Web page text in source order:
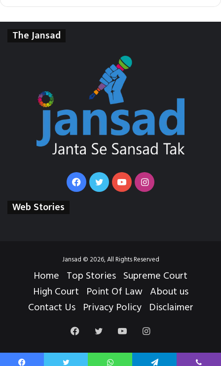
The Jansad
FacebookTwitterYouTubeInstagram
Web Stories
Jansad © 2026, All Rights Reserved
Home Top Stories Supreme Court
High Court Point Of Law About us
Contact Us Privacy Policy Disclaimer
FacebookTwitterYouTubeInstagram